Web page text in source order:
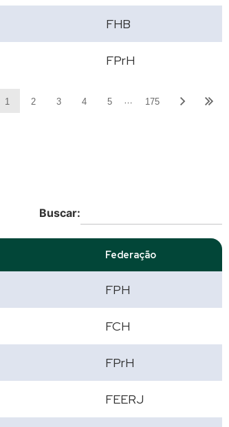
FHB
FPrH
1 2 3 4 5 175
Buscar:
Federação
FPH
FCH
FPrH
FEERJ